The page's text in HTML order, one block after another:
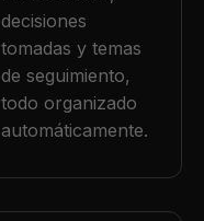
decisiones
tomadas y temas
de seguimiento,
todo organizado
automáticamente.